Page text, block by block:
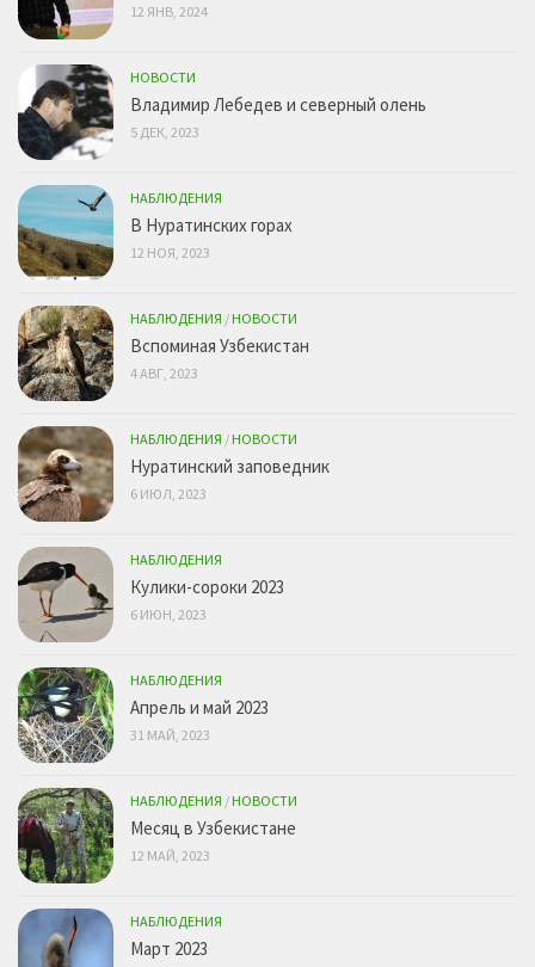
12 ЯНВ, 2024
НОВОСТИ
Владимир Лебедев и северный олень
5 ДЕК, 2023
НАБЛЮДЕНИЯ
В Нуратинских горах
12 НОЯ, 2023
НАБЛЮДЕНИЯ /НОВОСТИ
Вспоминая Узбекистан
4 АВГ, 2023
НАБЛЮДЕНИЯ /НОВОСТИ
Нуратинский заповедник
6 ИЮЛ, 2023
НАБЛЮДЕНИЯ
Кулики-сороки 2023
6 ИЮН, 2023
НАБЛЮДЕНИЯ
Апрель и май 2023
31 МАЙ, 2023
НАБЛЮДЕНИЯ /НОВОСТИ
Месяц в Узбекистане
12 МАЙ, 2023
НАБЛЮДЕНИЯ
Март 2023